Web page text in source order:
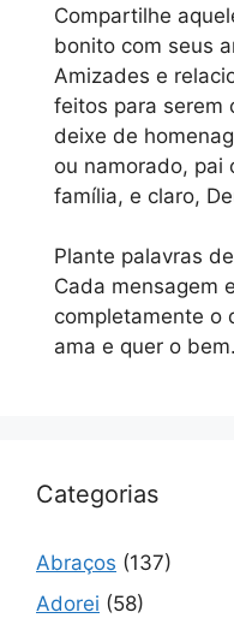
Compartilhe
bonito com seus
Amizades e
feitos para serem
deixe de
ou namorado, pai
família, e claro,
Plante palavras
Cada mensagem
completamente o
ama e quer o
Categorias
Abraços (137)
Adorei (58)